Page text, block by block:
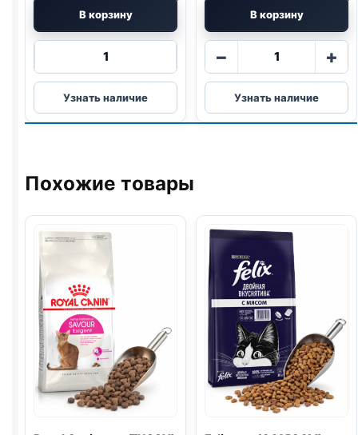
В корзину
Количество
Reflex
сух.
(ВЗРОСЛЫЕ,
1,5кг
Узнать наличие
В корзину
−
Количество
Reflex
сух.
(ВЗРОСЛЫЕ,
+
Узнать наличие
Похожие товары